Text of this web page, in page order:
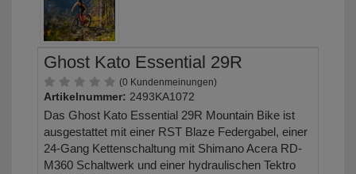
Ghost Kato Essential 29R
(0 Kundenmeinungen)
Artikelnummer: 2493KA1072
Das Ghost Kato Essential 29R Mountain Bike ist
ausgestattet mit einer RST Blaze Federgabel, einer
24-Gang Kettenschaltung mit Shimano Acera RD-
M360 Schaltwerk und einer hydraulischen Tektro